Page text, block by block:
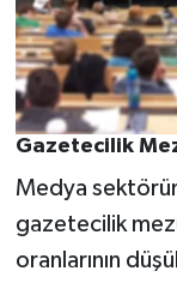
Gazetecilik
Medya
gazetecilik
oranlarının